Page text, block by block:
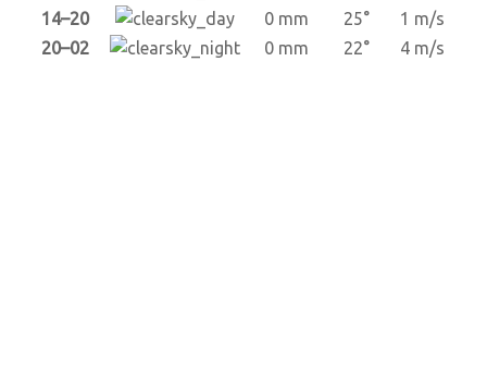
14–20
0 mm 25°
1 m/s
20–02
0 mm 22° 4 m/s